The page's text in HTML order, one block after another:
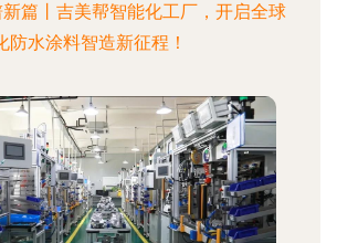
篇丨吉美帮智能化工厂，开启全球
防水涂料智造新征程！